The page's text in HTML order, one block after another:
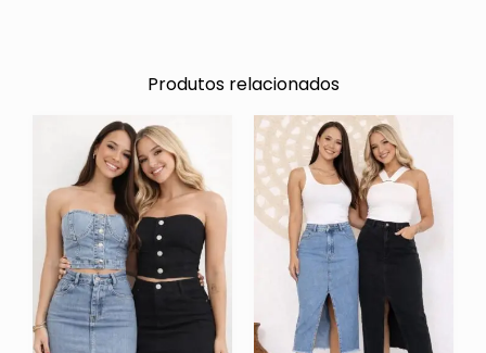
Produtos relacionados